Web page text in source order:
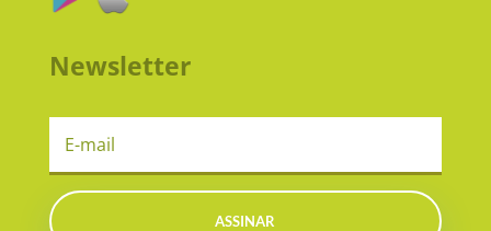
Newsletter
ASSINAR